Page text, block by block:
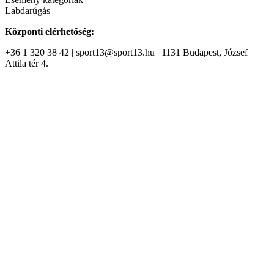
Labdarúgás
Központi elérhetőség:
+36 1 320 38 42 | sport13@sport13.hu | 1131 Budapest, József
Attila tér 4.